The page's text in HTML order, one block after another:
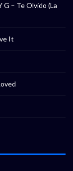
G – Te Olvido (La
It